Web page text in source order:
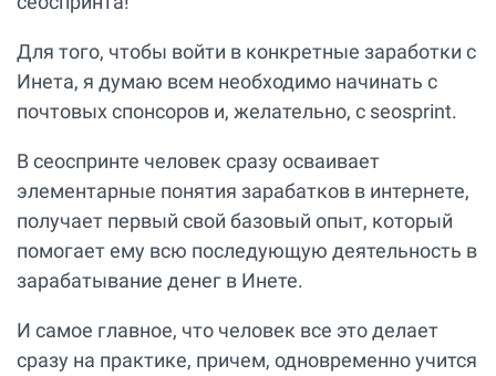
Для того, чтобы войти в конкретные заработки с
Инета, я думаю всем необходимо начинать с
почтовых спонсоров и, желательно, с seosprint.
В сеоспринте человек сразу осваивает
элементарные понятия зарабатков в интернете,
получает первый свой базовый опыт, который
помогает ему всю последующую деятельность в
зарабатывание денег в Инете.
И самое главное, что человек все это делает
сразу на практике, причем, одновременно учится